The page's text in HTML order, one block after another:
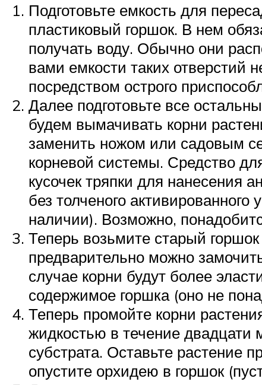
Подготовьте емкость для
пластиковый горшок. В нем
получать воду. Обычно они
вами емкости таких отверстий
посредством острого
Далее подготовьте все
будем вымачивать корни
заменить ножом или садовым
корневой системы. Средство
кусочек тряпки для нанесения
без толченого
наличии). Возможно,
Теперь возьмите старый
предварительно можно
случае корни будут более
содержимое горшка (оно не
Теперь промойте корни
жидкостью в течение двадцати
субстрата. Оставьте растение
опустите орхидею в горшок